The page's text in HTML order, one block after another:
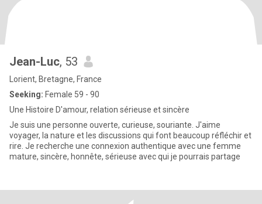
Jean-Luc, 53
Lorient, Bretagne, France
Seeking: Female 59 - 90
Une Histoire D'amour, relation sérieuse et sincère
Je suis une personne ouverte, curieuse, souriante. J'aime
voyager, la nature et les discussions qui font beaucoup réfléchir et
rire. Je recherche une connexion authentique avec une femme
mature, sincère, honnête, sérieuse avec qui je pourrais partage